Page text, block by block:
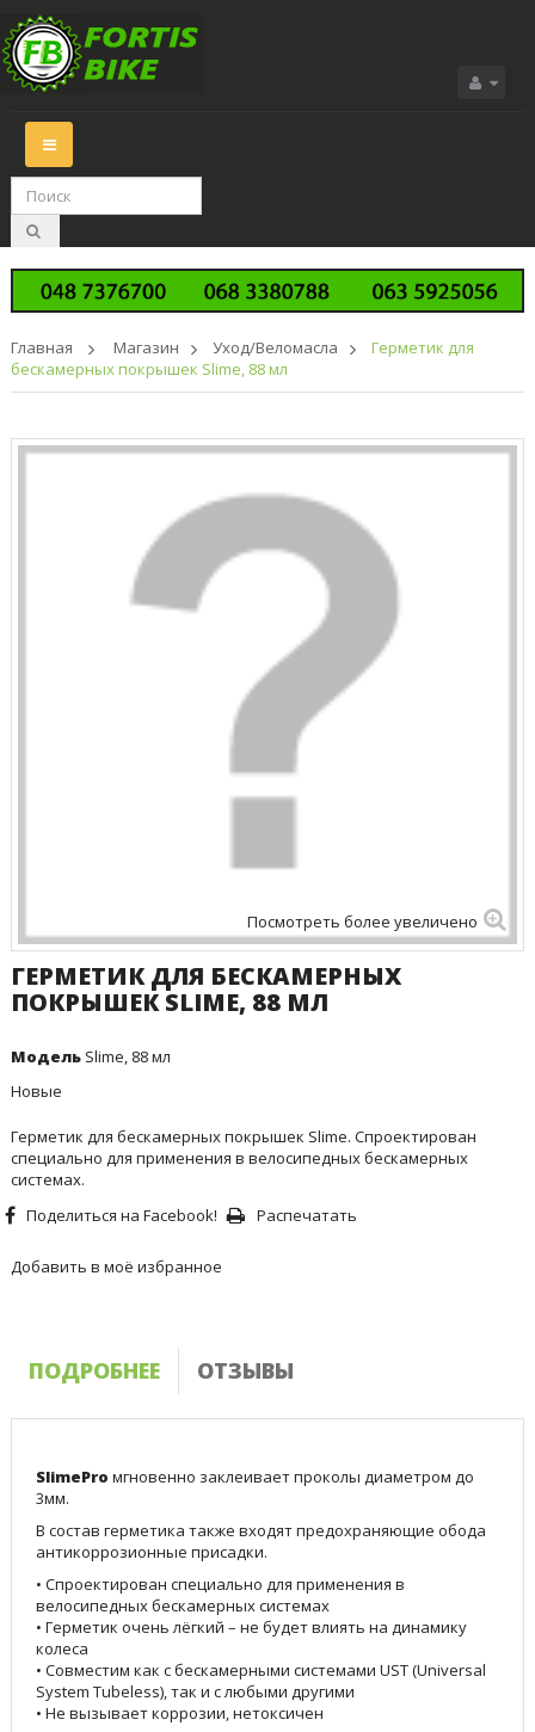
Переключить
навигации
Главная > Магазин > Уход/Веломасла >
Герметик для
бескамерных покрышек Slime, 88 мл
Посмотреть более увеличено
ГЕРМЕТИК ДЛЯ БЕСКАМЕРНЫХ
ПОКРЫШЕК SLIME, 88 МЛ
Модель Slime, 88 мл
Новые
Герметик для бескамерных покрышек Slime. Спроектирован
специально для применения в велосипедных бескамерных
системах.
Поделиться на Facebook!
Распечатать
Добавить в моё избранное
ПОДРОБНЕЕ ОТЗЫВЫ
SlimePro мгновенно заклеивает проколы диаметром до
3мм.
В состав герметика также входят предохраняющие обода
антикоррозионные присадки.
• Спроектирован специально для применения в
велосипедных бескамерных системах
• Герметик очень лёгкий – не будет влиять на динамику
колеса
• Совместим как с бескамерными системами UST (Universal
System Tubeless), так и с любыми другими
• Не вызывает коррозии, нетоксичен